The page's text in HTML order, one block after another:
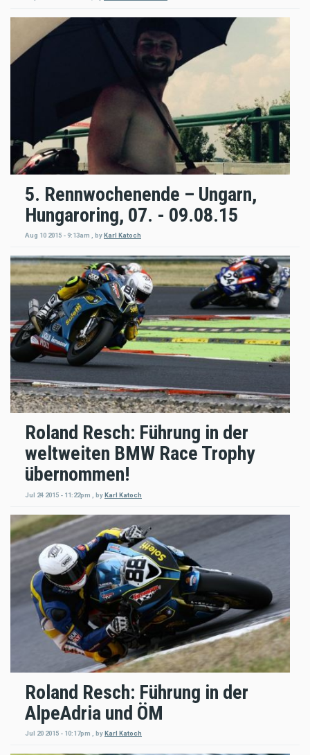
5. Rennwochenende – Ungarn,
Hungaroring, 07. - 09.08.15
Aug 10 2015 - 9:13am , by Karl Katoch
Roland Resch: Führung in der
weltweiten BMW Race Trophy
übernommen!
Jul 24 2015 - 11:22pm byKarl Katoch
Roland Resch: Führung in der
AlpeAdria und ÖM
Jul 20 2015 - 10:17pm byKarl Katoch